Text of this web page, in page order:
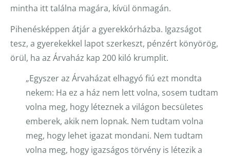
mintha itt találna magára, kívül önmagán.
Pihenésképpen átjár a gyerekkórházba. Igazságot
tesz, a gyerekekkel lapot szerkeszt, pénzért könyörög,
örül, ha az Árvaház kap 200 kiló krumplit.
„Egyszer az Árvaházat elhagyó fiú ezt mondta
nekem: Ha ez a ház nem lett volna, sosem tudtam
volna meg, hogy léteznek a világon becsületes
emberek, akik nem lopnak. Nem tudtam volna
meg, hogy lehet igazat mondani. Nem tudtam
volna meg, hogy igazságos törvény is létezik a